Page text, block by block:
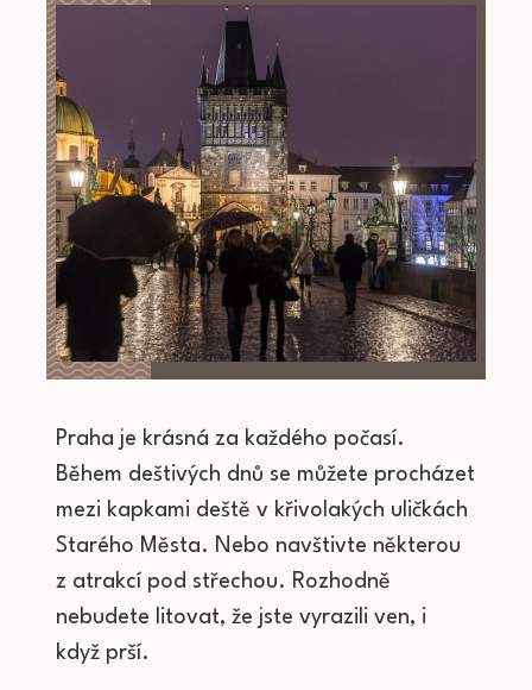
Praha je krásná za každého počasí.
Během deštivých dnů se můžete procházet
mezi kapkami deště v křivolakých uličkách
Starého Města. Nebo navštivte některou
z atrakcí pod střechou. Rozhodně
nebudete litovat, že jste vyrazili ven, i
když prší.